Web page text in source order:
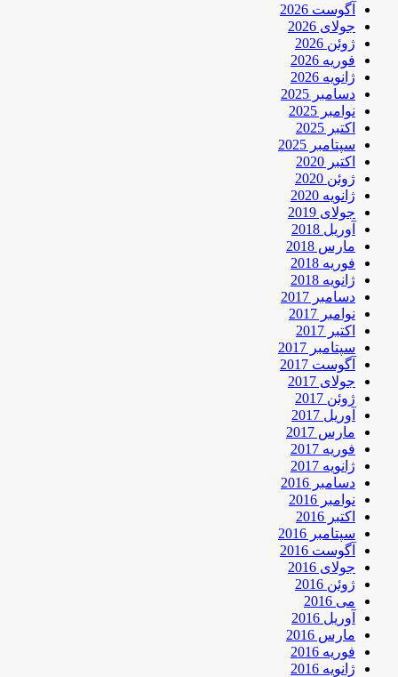
آگوست 2026
جولای 2026
ژوئن 2026
فوریه 2026
ژانویه 2026
دسامبر 2025
نوامبر 2025
اکتبر 2025
سپتامبر 2025
اکتبر 2020
ژوئن 2020
ژانویه 2020
جولای 2019
آوریل 2018
مارس 2018
فوریه 2018
ژانویه 2018
دسامبر 2017
نوامبر 2017
اکتبر 2017
سپتامبر 2017
آگوست 2017
جولای 2017
ژوئن 2017
آوریل 2017
مارس 2017
فوریه 2017
ژانویه 2017
دسامبر 2016
نوامبر 2016
اکتبر 2016
سپتامبر 2016
آگوست 2016
جولای 2016
ژوئن 2016
می 2016
آوریل 2016
مارس 2016
فوریه 2016
ژانویه 2016